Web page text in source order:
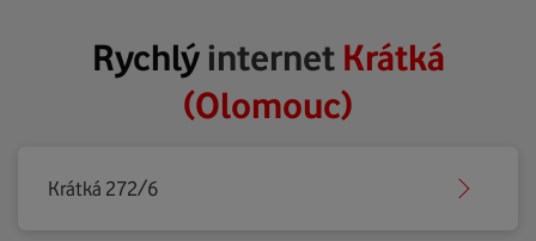
Rychlýinternet Krátká
(Olomouc)
Krátká 272/6